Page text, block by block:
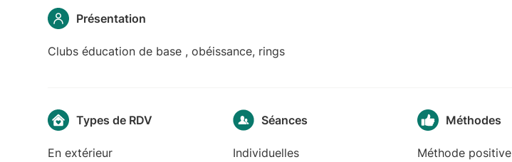
Présentation
Clubs éducation de base , obéissance, rings
Types de RDV
En extérieur
Séances
Individuelles
Méthodes
Méthode positive